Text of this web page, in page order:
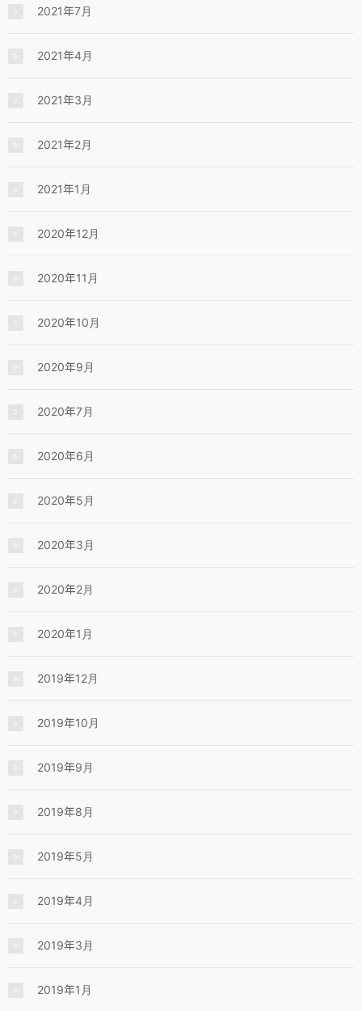
2021年7月
2021年4月
2021年3月
2021年2月
2021年1月
2020年12月
2020年11月
2020年10月
2020年9月
2020年7月
2020年6月
2020年5月
2020年3月
2020年2月
2020年1月
2019年12月
2019年10月
2019年9月
2019年8月
2019年5月
2019年4月
2019年3月
2019年1月